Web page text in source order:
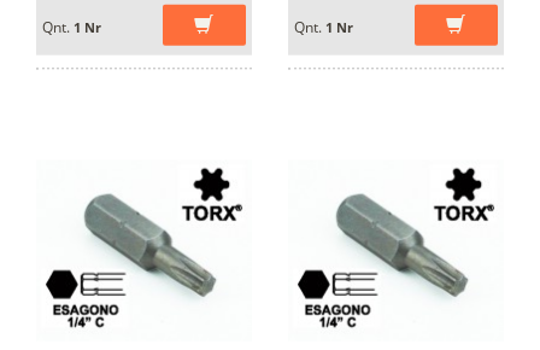
Qnt. 1 Nr
Qnt. 1 Nr